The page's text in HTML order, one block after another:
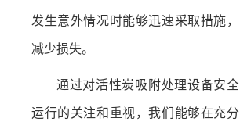
发生意外情况时能够迅速采取措施，
减少损失。
通过对活性炭吸附处理设备安全
运行的关注和重视，我们能够在充分